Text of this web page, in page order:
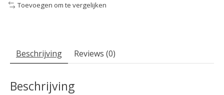
Toevoegen om te vergelijken
Beschrijving Reviews (0)
Beschrijving